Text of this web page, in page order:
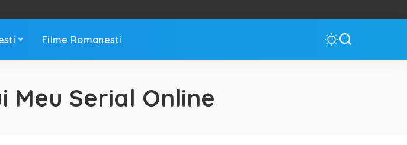
Filme Romanesti
Meu Serial Online